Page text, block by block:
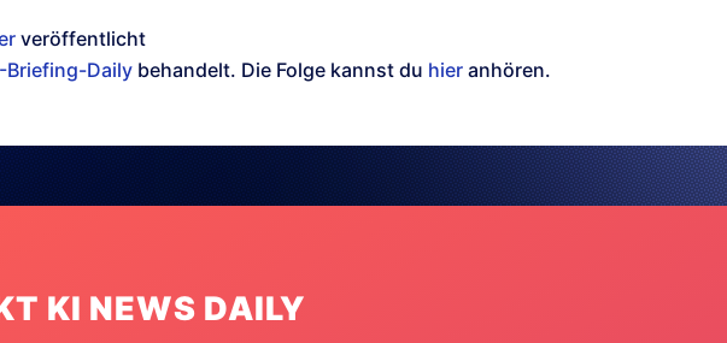
veröffentlicht
Briefing-Daily behandelt. Die Folge kannst du hier anhören.
KI NEWS DAILY